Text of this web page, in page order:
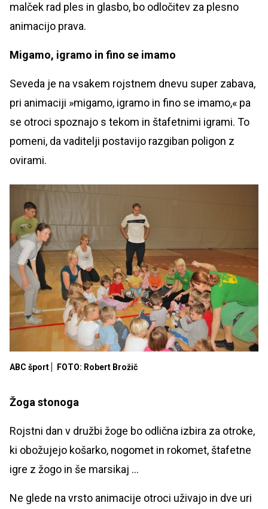
malček rad ples in glasbo, bo odločitev za plesno
animacijo prava.
Migamo, igramo in fino se imamo
Seveda je na vsakem rojstnem dnevu super zabava,
pri animaciji »migamo, igramo in fino se imamo,« pa
se otroci spoznajo s tekom in štafetnimi igrami. To
pomeni, da vaditelji postavijo razgiban poligon z
ovirami.
ABC šport FOTO: Robert Brožič
Žoga stonoga
Rojstni dan v družbi žoge bo odlična izbira za otroke,
ki obožujejo košarko, nogomet in rokomet, štafetne
igre z žogo in še marsikaj ...
Ne glede na vrsto animacije otroci uživajo in dve uri